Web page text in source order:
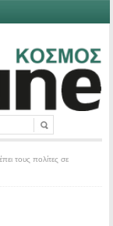
τους πολίτες σε